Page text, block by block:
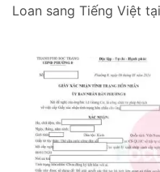
Loan sang Tiếng Việt